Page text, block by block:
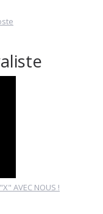
AVEC NOUS !